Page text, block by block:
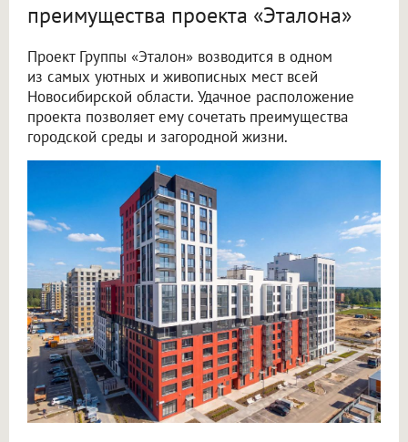
преимущества проекта «Эталона»
Проект Группы «Эталон» возводится в одном
из самых уютных и живописных мест всей
Новосибирской области. Удачное расположение
проекта позволяет ему сочетать преимущества
городской среды и загородной жизни.